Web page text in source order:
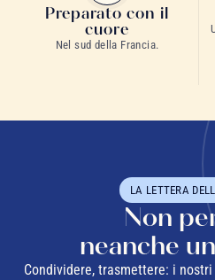
Preparato con il
cuore
Nel sud della Francia.
LA LETTERA
Non
neanche
Condividere, trasmettere: i